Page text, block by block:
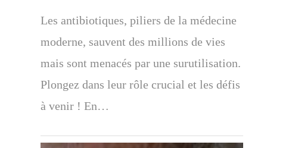
Les antibiotiques, piliers de la médecine
moderne, sauvent des millions de vies
mais sont menacés par une surutilisation.
Plongez dans leur rôle crucial et les défis
à venir ! En…